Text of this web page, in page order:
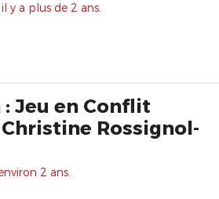
y a plus de 2 ans.
Jeu en Conflit
Rossignol-
2 ans.